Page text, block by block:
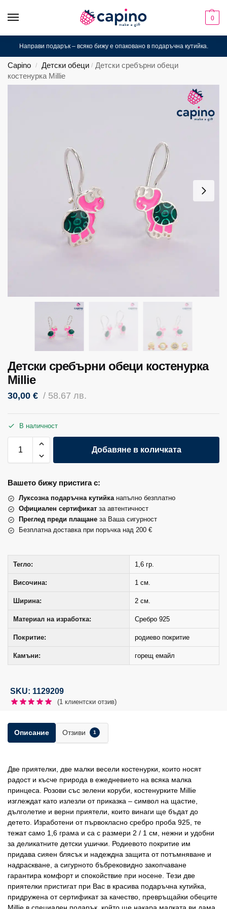
0
Направи подарък – всяко бижу е опаковано в подаръчна кутийка.
Capino / Детски обеци / Детски сребърни обеци
костенурка Millie
Детски сребърни обеци костенурка
Millie
30,00 € / 58.67 лв.
В наличност
Добавяне в количката
Вашето бижу пристига с:
Луксозна подаръчна кутийканапълно безплатно
Официален сертификат за автентичност
Преглед преди плащане за Ваша сигурност
Безплатна доставка при поръчка над 200 €
Тегло: 1,6 гр.
Височина: 1 см.
Ширина: 2 см.
Материал на изработка: Сребро 925
Покритие: родиево покритие
Камъни: горещ емайл
SKU: 1129209
(1 клиентски отзив)
Описание Отзиви 1
Две приятелки, две малки весели костенурки, които носят
радост и късче природа в ежедневието на всяка малка
принцеса. Розови със зелени коруби, костенурките Millie
изглеждат като излезли от приказка – символ на щастие,
дълголетие и верни приятели, които винаги ще бъдат до
детето. Изработени от първокласно сребро проба 925, те
тежат само 1,6 грама и са с размери 2 / 1 см, нежни и удобни
за деликатните детски ушички. Родиевото покритие им
придава сияен блясък и надеждна защита от потъмняване и
надраскване, а сигурното бъбрековидно закопчаване
гарантира комфорт и спокойствие при носене. Тези две
приятелки пристигат при Вас в красива подаръчна кутийка,
придружена от сертификат за качество, превръщайки обеците